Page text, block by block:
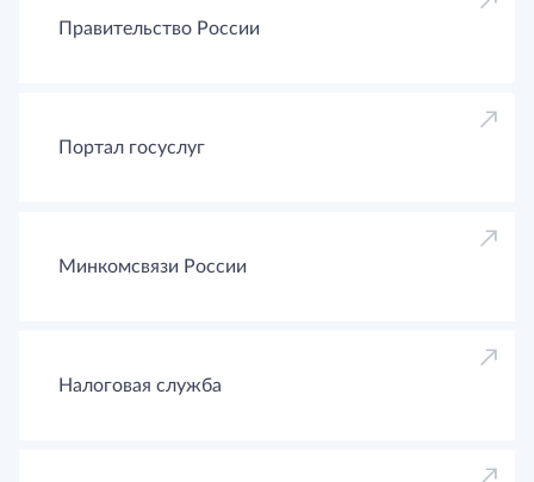
Правительство России
Портал госуслуг
Минкомсвязи России
Налоговая служба